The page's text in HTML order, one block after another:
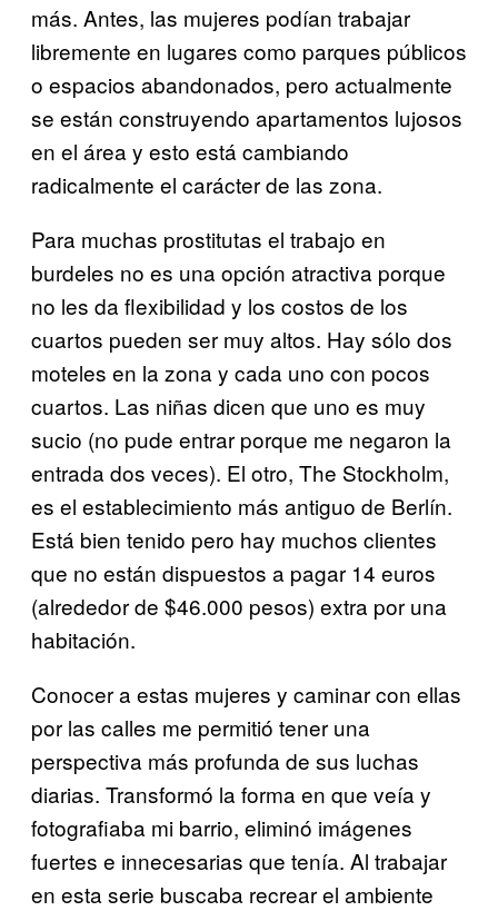
más. Antes, las mujeres podían trabajar
libremente en lugares como parques públicos
o espacios abandonados, pero actualmente
se están construyendo apartamentos lujosos
en el área y esto está cambiando
radicalmente el carácter de las zona.
Para muchas prostitutas el trabajo en
burdeles no es una opción atractiva porque
no les da flexibilidad y los costos de los
cuartos pueden ser muy altos. Hay sólo dos
moteles en la zona y cada uno con pocos
cuartos. Las niñas dicen que uno es muy
sucio (no pude entrar porque me negaron la
entrada dos veces). El otro, The Stockholm,
es el establecimiento más antiguo de Berlín.
Está bien tenido pero hay muchos clientes
que no están dispuestos a pagar 14 euros
(alrededor de $46.000 pesos) extra por una
habitación.
Conocer a estas mujeres y caminar con ellas
por las calles me permitió tener una
perspectiva más profunda de sus luchas
diarias. Transformó la forma en que veía y
fotografiaba mi barrio, eliminó imágenes
fuertes e innecesarias que tenía. Al trabajar
en esta serie buscaba recrear el ambiente